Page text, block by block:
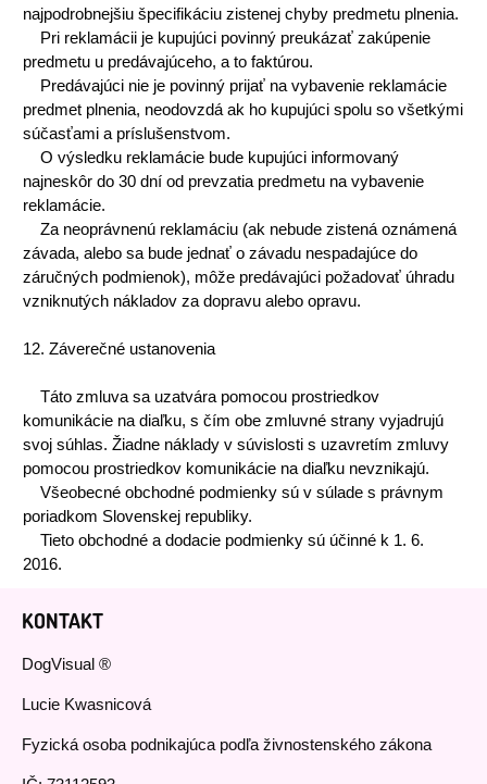
najpodrobnejšiu špecifikáciu zistenej chyby predmetu plnenia.
Pri reklamácii je kupujúci povinný preukázať zakúpenie
predmetu u predávajúceho, a to faktúrou.
Predávajúci nie je povinný prijať na vybavenie reklamácie
predmet plnenia, neodovzdá ak ho kupujúci spolu so všetkými
súčasťami a príslušenstvom.
O výsledku reklamácie bude kupujúci informovaný
najneskôr do 30 dní od prevzatia predmetu na vybavenie
reklamácie.
Za neoprávnenú reklamáciu (ak nebude zistená oznámená
závada, alebo sa bude jednať o závadu nespadajúce do
záručných podmienok), môže predávajúci požadovať úhradu
vzniknutých nákladov za dopravu alebo opravu.
12. Záverečné ustanovenia
Táto zmluva sa uzatvára pomocou prostriedkov
komunikácie na diaľku, s čím obe zmluvné strany vyjadrujú
svoj súhlas. Žiadne náklady v súvislosti s uzavretím zmluvy
pomocou prostriedkov komunikácie na diaľku nevznikajú.
Všeobecné obchodné podmienky sú v súlade s právnym
poriadkom Slovenskej republiky.
Tieto obchodné a dodacie podmienky sú účinné k 1. 6.
2016.
KONTAKT
DogVisual ®
Lucie Kwasnicová
Fyzická osoba podnikajúca podľa živnostenského zákona